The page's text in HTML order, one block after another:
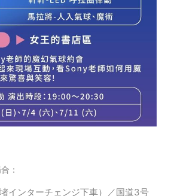
：
インターチェンジ下車）／国道3号